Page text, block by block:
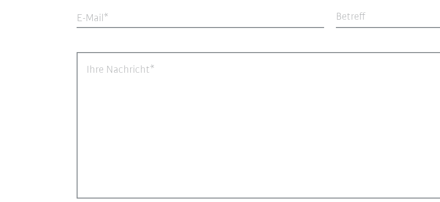
E-Mail Betreff
Ihre Nachricht